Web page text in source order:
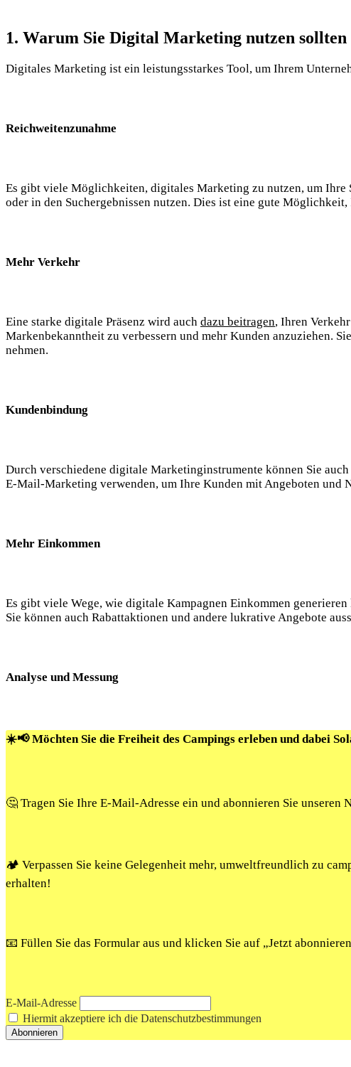
1. Warum Sie Digital Marketing nutzen sollten
Digitales Marketing ist ein leistungsstarkes Tool, um Ihrem
Reichweitenzunahme
Es gibt viele Möglichkeiten, digitales Marketing zu nutzen, um Ihre
oder in den Suchergebnissen nutzen. Dies ist eine gute
Mehr Verkehr
Eine starke digitale Präsenz wird auch dazu beitragen, Ihren
Markenbekanntheit zu verbessern und mehr Kunden anzuziehen.
nehmen.
Kundenbindung
Durch verschiedene digitale Marketinginstrumente können Sie
E-Mail-Marketing verwenden, um Ihre Kunden mit Angeboten
Mehr Einkommen
Es gibt viele Wege, wie digitale Kampagnen Einkommen
Sie können auch Rabattaktionen und andere lukrative Angebote
Analyse und Messung
☀️📢 Möchten Sie die Freiheit des Campings erleben und dabei
🤔 Tragen Sie Ihre E-Mail-Adresse ein und abonnieren Sie
🏕️ Verpassen Sie keine Gelegenheit mehr, umweltfreundlich zu
erhalten!
📧 Füllen Sie das Formular aus und klicken Sie auf „Jetzt
E-Mail-Adresse
Hiermit akzeptiere ich die Datenschutzbestimmungen